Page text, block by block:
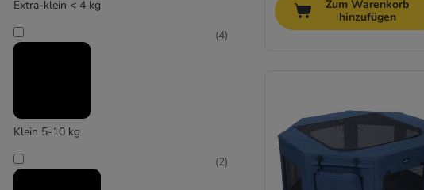
Extra-klein < 4 kg
Klein 5-10 kg
(4)
(2)
Zum Warenkorb
hinzufügen